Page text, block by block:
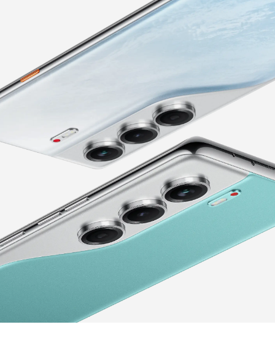
Все модели
MEGABOOK S серия
MEGA MINI
Где купить
Carlcare